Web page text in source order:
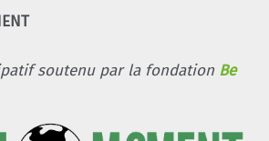
soutenu par la fondation Be